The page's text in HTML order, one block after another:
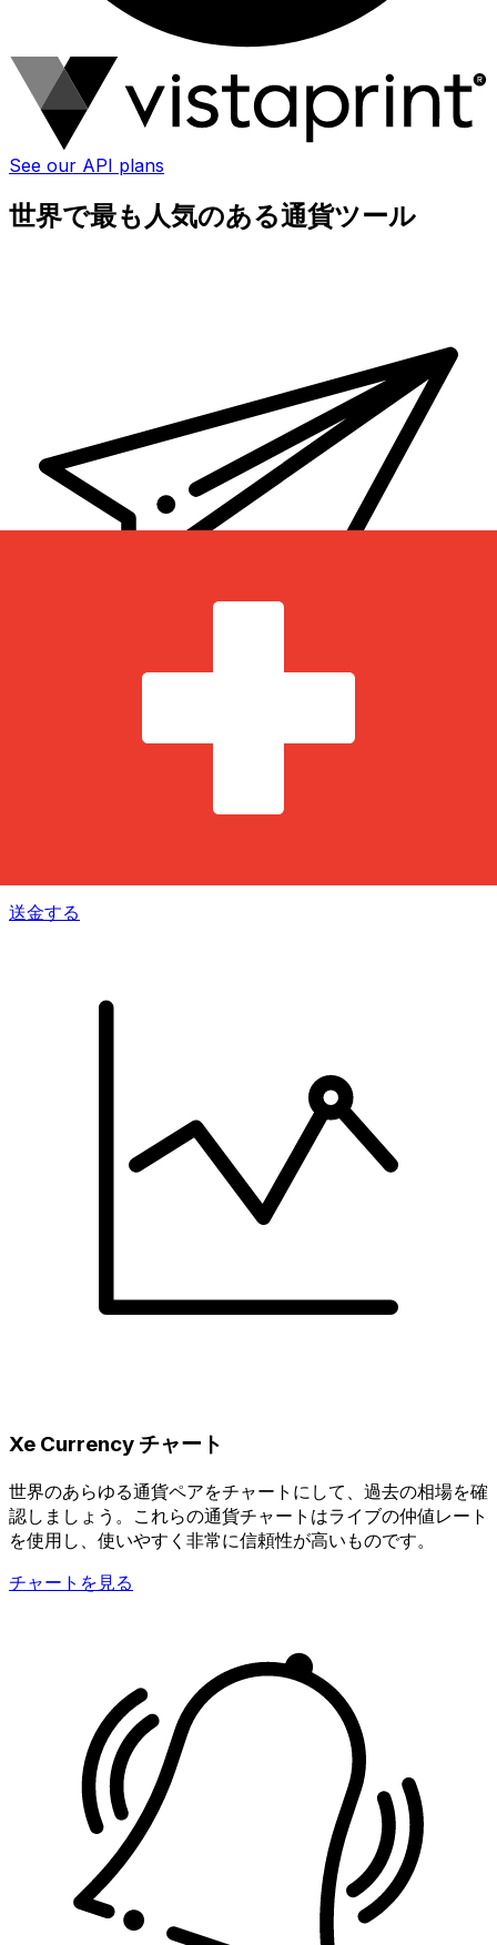
See our API plans
世界で最も人気のある通貨ツール
オンラインの送金が迅速、安全、簡単に行えます。ライブの
送金する
Xe Currency チャート
世界のあらゆる通貨ペアをチャートにして、過去の相場を確
認しましょう。これらの通貨チャートはライブの仲値レート
を使用し、使いやすく非常に信頼性が高いものです。
チャートを見る